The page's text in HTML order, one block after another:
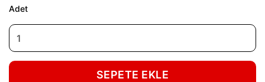
Adet
SEPETE EKLE